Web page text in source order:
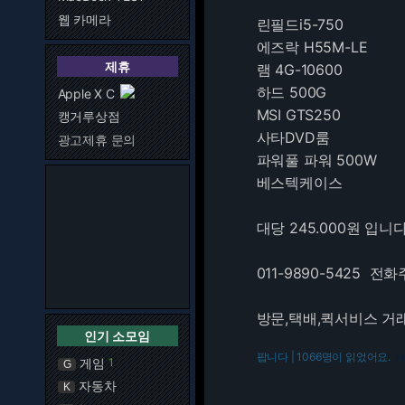
웹 카메라
제휴
Apple X C
캥거루상점
광고제휴 문의
인기 소모임
G 게임 1
K 자동차
린필드i5-750
에즈락 H55M-LE
램 4G-10600
하드 500G
MSI GTS250
사타DVD룸
파워풀 파워 500W
베스텍케이스
대당 245.000원 입니
011-9890-5425 전화
방문,택배,퀵서비스 거
팝니다 | 1066명이 읽었어요.